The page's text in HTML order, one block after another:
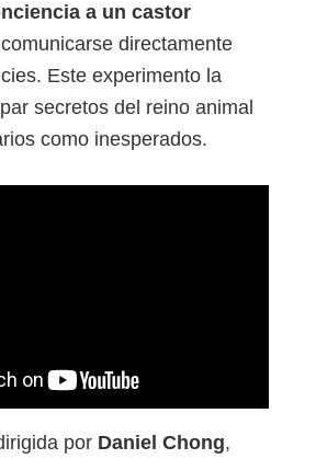
a un castor
directamente
Este experimento la
secretos del reino animal
como inesperados.
por Daniel Chong,